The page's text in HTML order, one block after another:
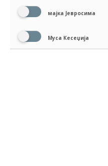
мајка Јевросима
Муса Кесеџија